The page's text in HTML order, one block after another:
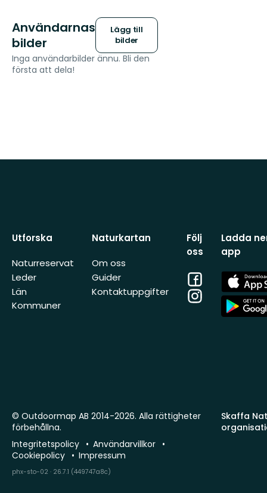
Användarnas
bilder
Lägg till
bilder
Inga användarbilder ännu. Bli den
första att dela!
Utforska
Naturreservat
Leder
Län
Kommuner
Naturkartan
Om oss
Guider
Kontaktuppgifter
Följ
oss
Facebook
Instagram
Ladda
app
App
Store
App
Store
Skaffa
© Outdoormap AB 2014-2026. Alla rättigheter
förbehållna.
Integritetspolicy
Användarvillkor
Cookiepolicy
Impressum
phx-sto-02 · 26.7.1 (449747a8c)